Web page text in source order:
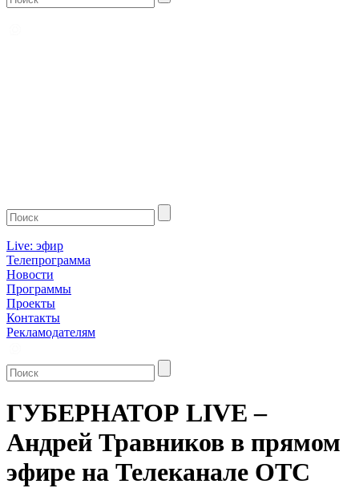
Live: эфир
Телепрограмма
Новости
Программы
Проекты
Контакты
Рекламодателям
ГУБЕРНАТОР LIVE –
Андрей Травников в прямом
эфире на Телеканале ОТС